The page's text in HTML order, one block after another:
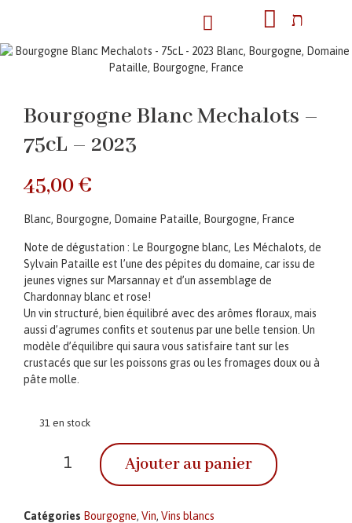
Bourgogne Blanc Mechalots –
75cL – 2023
45,00€
Blanc, Bourgogne, Domaine Pataille, Bourgogne, France
Note de dégustation : Le Bourgogne blanc, Les Méchalots, de
Sylvain Pataille est l’une des pépites du domaine, car issu de
jeunes vignes sur Marsannay et d’un assemblage de
Chardonnay blanc et rose!
Un vin structuré, bien équilibré avec des arômes floraux, mais
aussi d’agrumes confits et soutenus par une belle tension. Un
modèle d’équilibre qui saura vous satisfaire tant sur les
crustacés que sur les poissons gras ou les fromages doux ou à
pâte molle.
31 en stock
Ajouter au panier
Catégories Bourgogne, Vin, Vins blancs